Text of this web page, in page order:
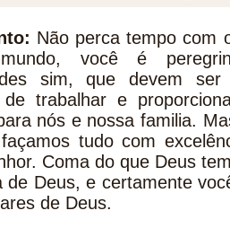
Não perca tempo com
você é
sim, que devem
de trabalhar e
nós e nossa familia.
tudo com
Coma do que Deus
de Deus, e certamente
de Deus.